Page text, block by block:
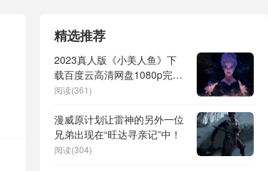
精选推荐
2023真人版《小美人鱼》下
载百度云高清网盘1080p完整
无删减]Mp4资源免费下载
阅读(361)
漫威原计划让雷神的另外一位
兄弟出现在“旺达寻亲记”中！
阅读(304)